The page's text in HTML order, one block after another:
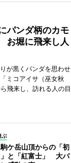
パンダ柄のカモ
お堀に飛来し人
が黒くパンダを思わせ
ミコアイサ（巫女秋
飛来し、訪れる人の目
ぶ
ケ岳山頂からの「初
」と「紅富士」 大パ